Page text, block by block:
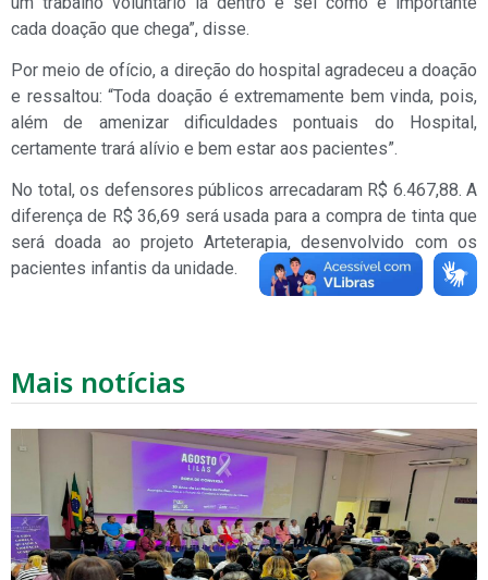
cada doação que chega”, disse.
Por meio de ofício, a direção do hospital agradeceu a doação
e ressaltou: “Toda doação é extremamente bem vinda, pois,
além de amenizar dificuldades pontuais do Hospital,
certamente trará alívio e bem estar aos pacientes”.
No total, os defensores públicos arrecadaram R$ 6.467,88. A
diferença de R$ 36,69 será usada para a compra de tinta que
será doada ao projeto Arteterapia, desenvolvido com os
pacientes infantis da unidade.
Mais notícias